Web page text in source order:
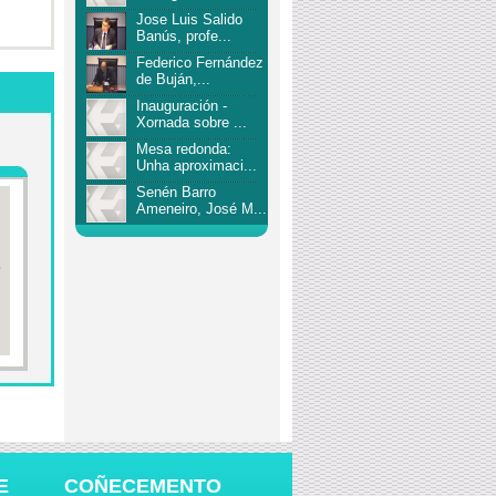
Alejo Prieto Maseda,
director ...
Jose Luis Salido
Banús, profe...
Federico Fernández
de Buján,...
Inauguración -
Xornada sobre ...
Mesa redonda:
Unha aproximaci...
Senén Barro
Ameneiro, José M...
COÑECEMENTO